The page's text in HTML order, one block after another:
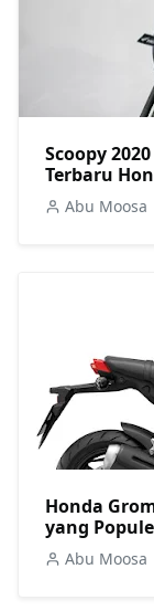
Scoopy
Terbaru
Abu Moosa
Honda
yang
Abu Moosa